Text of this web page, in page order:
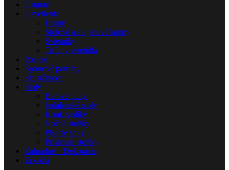
Ostatné
Osvetlenie
Lustre
Stolové a stojanové lampy
Svietniky
Tiffany svietidlá
Postele
Športové potreby
Starožitnosti
Stoly
Barové pulty
Jedálenské stoly
Konf. stolíky
Nočné stolíky
Písacie stoly
Prístenné stolíky
Záhradné – Dekorácie
Zrkadlá